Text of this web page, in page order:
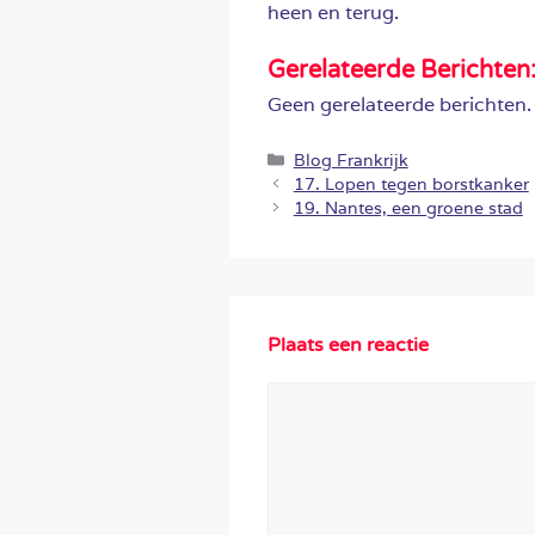
heen en terug.
Gerelateerde Berichten:
Geen gerelateerde berichten.
Categorieën
Blog Frankrijk
17. Lopen tegen borstkanker
19. Nantes, een groene stad
Plaats een reactie